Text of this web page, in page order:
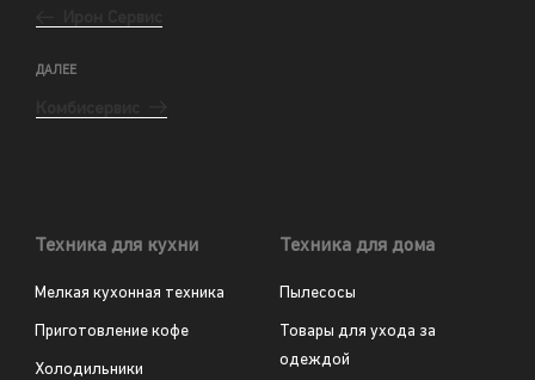
ДАЛЕЕ
Техника для кухни
Мелкая кухонная техника
Приготовление кофе
Холодильники
Техника для дома
Пылесосы
Товары для ухода за
одеждой